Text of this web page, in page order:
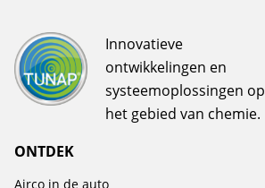
Innovatieve
ontwikkelingen en
systeemoplossingen op
het gebied van chemie.
ONTDEK
Airco in de auto